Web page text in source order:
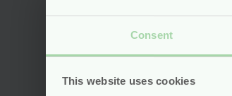
Consent
This website uses cookies
ml –
Leaves
vegan